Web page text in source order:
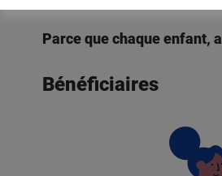
Parce que chaque enfant,
Bénéficiaires